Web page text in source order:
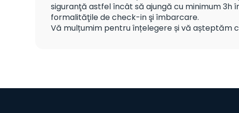
siguranţă astfel încât să ajungă cu minimum
formalităţile de check-in şi îmbarcare.
Vă mulțumim pentru înțelegere și vă așteptăm